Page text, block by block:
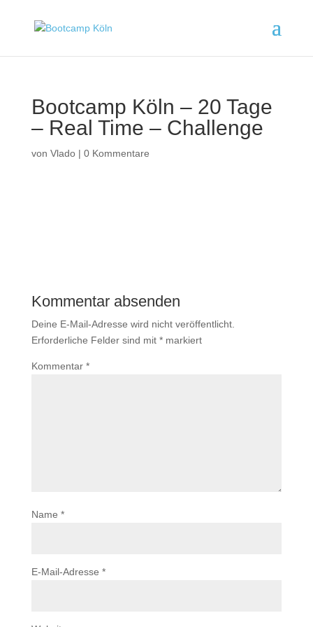
Bootcamp Köln – 20 Tage
– Real Time – Challenge
von Vlado| 0 Kommentare
Kommentar absenden
Deine E-Mail-Adresse wird nicht veröffentlicht.
Erforderliche Felder sind mit *markiert
Kommentar *
Name *
E-Mail-Adresse *